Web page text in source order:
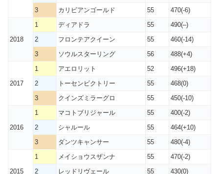
3
カリビアンゴールド 55 470(-6)
2018
1 ディアドラ 55
490(–)
2
フロンテアクイーン 55
460(-14)
3
ソウルスターリング 56 488(+4)
2017
1 アエロリット 52
496(+18)
2
トーセンビクトリー 55
468(0)
3
クインズミラーグロ 55 450(-10)
2016
1 マコトブリジャール 55
400(-2)
2
シャルール 55
464(+10)
3
ダンツキャンサー 55 480(-4)
2015
1 メイショウスザンナ 55
470(-2)
2
レッドリヴェール 55
430(0)